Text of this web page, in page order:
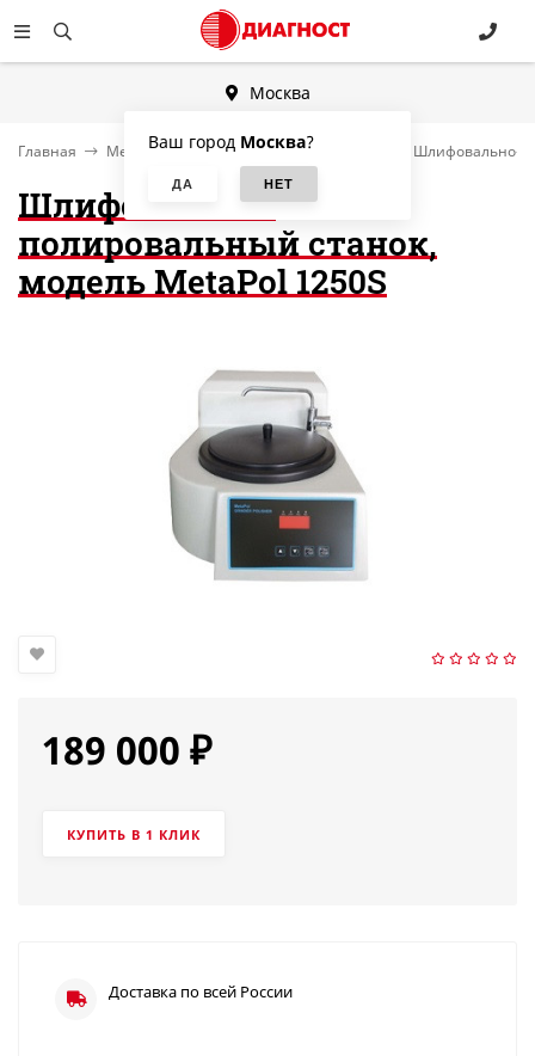
Москва
Ваш город Москва?
Главная Металлографическая пробоподготовка Шлифовально-
Шлифовально-
полировальный станок,
модель МetaPol 1250S
189 000 ₽
КУПИТЬ В 1 КЛИК
Доставка по всей России